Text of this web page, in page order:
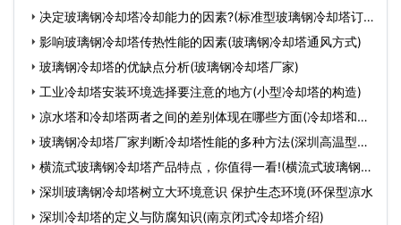
(横决定玻璃钢冷却塔冷却能力的因素?(标准型玻璃钢冷却塔订
购)影响玻璃钢冷却塔传热性能的因素(玻璃钢冷却塔通风方式)
玻璃钢冷却塔的优缺点分析(玻璃钢冷却塔厂家)
工业冷却塔安装环境选择要注意的地方(小型冷却塔的构造)
凉水塔和冷却塔两者之间的差别体现在哪些方面(冷却塔和凉
水 玻璃钢冷却塔厂家判断冷却塔性能的多种方法(深圳高温型玻
璃 横流式玻璃钢冷却塔产品特点，你值得一看!(横流式玻璃钢冷
却 深圳玻璃钢冷却塔树立大环境意识 保护生态环境(环保型凉水
深圳冷却塔的定义与防腐知识(南京闭式冷却塔介绍)